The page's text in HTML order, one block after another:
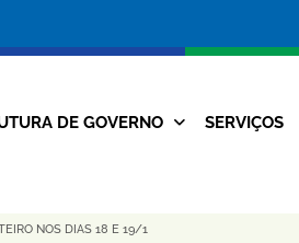
da
Prefeitura
Navegação
DE GOVERNO SERVIÇOS
NOS DIAS 18 E 19/1